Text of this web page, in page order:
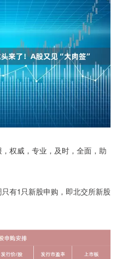
权威，专业，及时，全面，助
有1只新股申购，即北交所新股